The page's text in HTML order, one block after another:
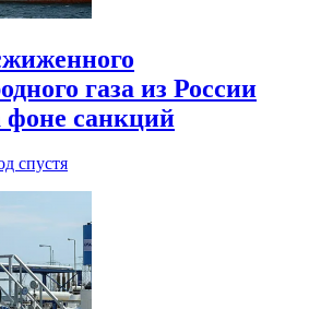
газа из России
фоне санкций
спустя